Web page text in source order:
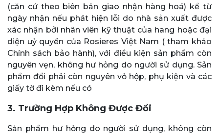
(căn cứ theo biên bản giao nhận hàng hoá) kể từ
ngày nhận nếu phát hiện lỗi do nhà sản xuất được
xác nhận bởi nhân viên kỹ thuật của hang hoặc đại
diện uỷ quyền của Rosieres Việt Nam ( tham khảo
Chính sách bảo hành), với điều kiện sản phẩm còn
nguyên vẹn, không hư hỏng do người sử dụng. Sản
phẩm đổi phải còn nguyên vỏ hộp, phụ kiện và các
giấy tờ đi kèm nếu có
3. Trường Hợp Không Được Đổi
Sản phẩm hư hỏng do người sử dụng, không còn